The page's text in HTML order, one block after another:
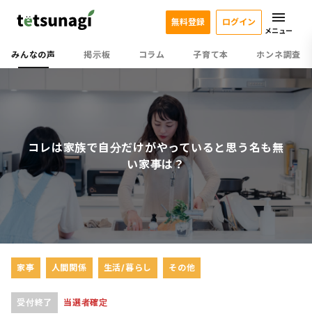
みんなの声 掲示板 コラム 子育て本 ホンネ調査
無料登録 ログイン
メニュー
コレは家族で自分だけがやっていると思う名も無
い家事は？
家事 人間関係 生活/暮らし その他
受付終了 当選者確定